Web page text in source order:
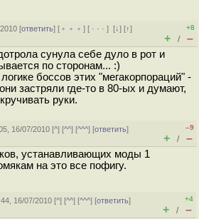
[ответить] [ ﹢﹢﹢] [ · · ·][↓] [↑]
+8
+ / –
сунула себе дуло в рот и
по сторонам... :)
боссов этих "мегакорпораций" -
застряли где-то в 80-ых и думают,
руки.
16/07/2010 [^] [^^] [^^^] [ответить]
–9
+ / –
устанавливающих моды 1
на это все пофигу.
16/07/2010 [^] [^^] [^^^] [ответить]
+4
+ / –